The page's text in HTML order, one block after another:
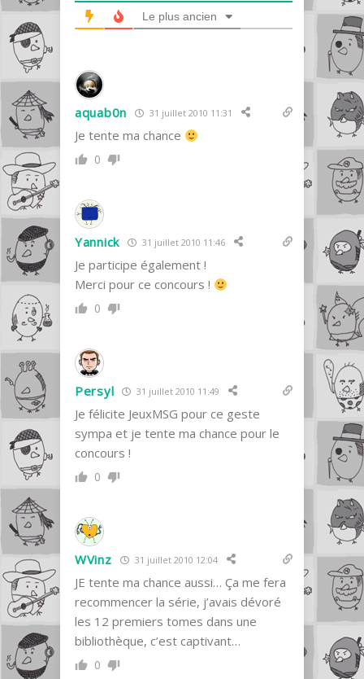
Le plus ancien
aquab0n 31 juillet 2010 11:31
Je tente ma chance
0
Yannick 31 juillet 2010 11:46
Je participe également !
Merci pour ce concours !
0
Persyl 31 juillet 2010 11:49
Je félicite JeuxMSG pour ce geste
sympa et je tente ma chance pour le
concours !
0
WVinz 31 juillet 2010 12:04
JE tente ma chance aussi… Ça me fera
recommencer la série, j’avais dévoré
les 12 premiers tomes dans une
bibliothèque, c’est captivant…
0